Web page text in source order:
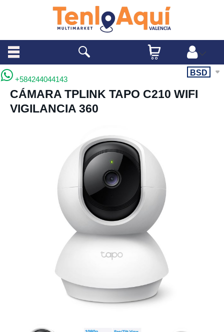
+584244044143
BSD
CÁMARA TPLINK TAPO C210 WIFI
VIGILANCIA 360